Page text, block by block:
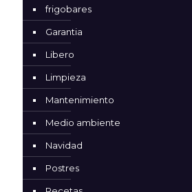
frigobares
Garantia
Libero
Limpieza
Mantenimiento
Medio ambiente
Navidad
Postres